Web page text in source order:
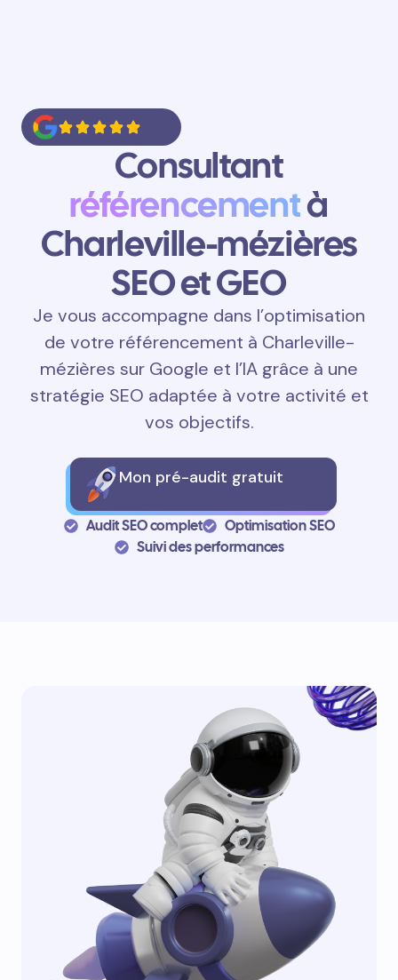
Consultant
référencementà
Charleville-mézières
SEO et GEO
Je vous accompagne dans l’optimisation
de votre référencement à Charleville-
mézières sur Google et l’IA grâce à une
stratégie SEO adaptée à votre activité et
vos objectifs.
Mon pré-audit gratuit
Audit SEO complet
Optimisation SEO
Suivi des performances